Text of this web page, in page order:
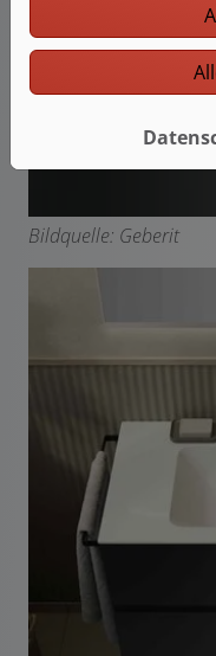
Bildquelle: Geberit